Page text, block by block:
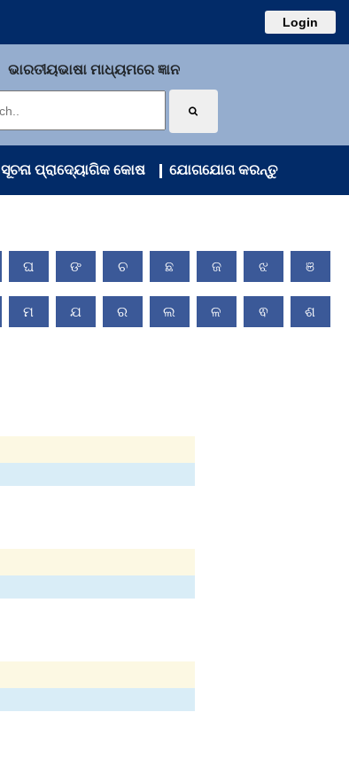
Login
ଭାରତୀୟଭାଷା ମାଧ୍ୟମରେ ଜ୍ଞାନ
ସୂଚନା ପ୍ରାଦ୍ୟୋଗିକ କୋଷ ଯୋଗଯୋଗ କରନ୍ତୁ
ଘ ଙ ଚ ଛ ଜ ଝ ଞ
ମ ଯ ର ଲ ଳ ଵ ଶ